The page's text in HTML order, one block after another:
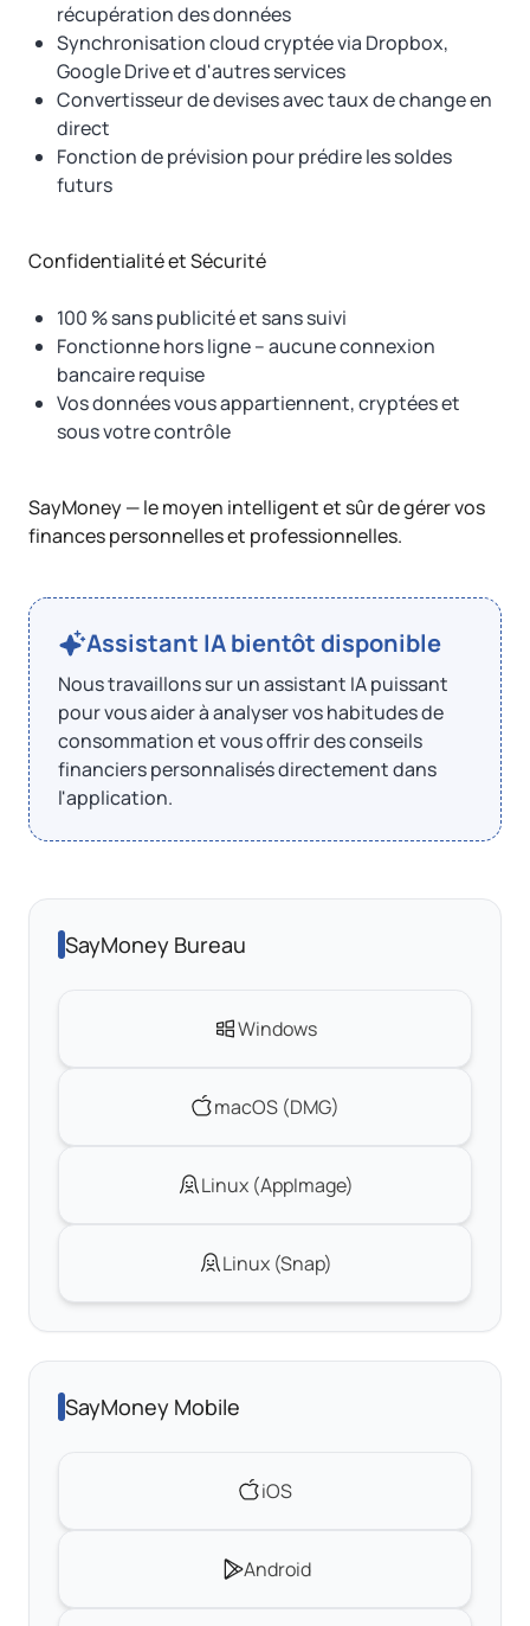
récupération des données
Synchronisation cloud cryptée via Dropbox,
Google Drive et d'autres services
Convertisseur de devises avec taux de change en
direct
Fonction de prévision pour prédire les soldes
futurs
Confidentialité et Sécurité
100 % sans publicité et sans suivi
Fonctionne hors ligne – aucune connexion
bancaire requise
Vos données vous appartiennent, cryptées et
sous votre contrôle
SayMoney — le moyen intelligent et sûr de gérer vos
finances personnelles et professionnelles.
Assistant IA bientôt disponible
Nous travaillons sur un assistant IA puissant
pour vous aider à analyser vos habitudes de
consommation et vous offrir des conseils
financiers personnalisés directement dans
l'application.
SayMoney Bureau
Windows
macOS (DMG)
Linux (AppImage)
Linux (Snap)
SayMoney Mobile
iOS
Android